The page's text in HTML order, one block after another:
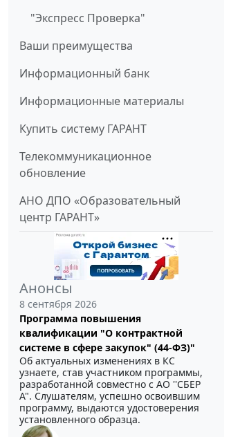
"Экспресс Проверка"
Ваши преимущества
Информационный банк
Информационные материалы
Купить систему ГАРАНТ
Телекоммуникационное
обновление
АНО ДПО «Образовательный
центр ГАРАНТ»
Анонсы
8 сентября 2026
Программа повышения
квалификации "О контрактной
системе в сфере закупок" (44-ФЗ)"
Об актуальных изменениях в КС
узнаете, став участником программы,
разработанной совместно с АО ''СБЕР
А". Слушателям, успешно освоившим
программу, выдаются удостоверения
установленного образца.